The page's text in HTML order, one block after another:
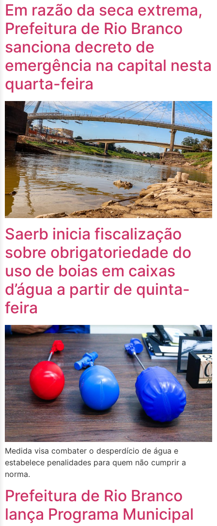
Em razão da seca extrema,
Prefeitura de Rio Branco
sanciona decreto de
emergência na capital nesta
quarta-feira
Saerb inicia fiscalização
sobre obrigatoriedade do
uso de boias em caixas
d’água a partir de quinta-
feira
Medida visa combater o desperdício de água e
estabelece penalidades para quem não cumprir a
norma.
Prefeitura de Rio Branco
lança Programa Municipal